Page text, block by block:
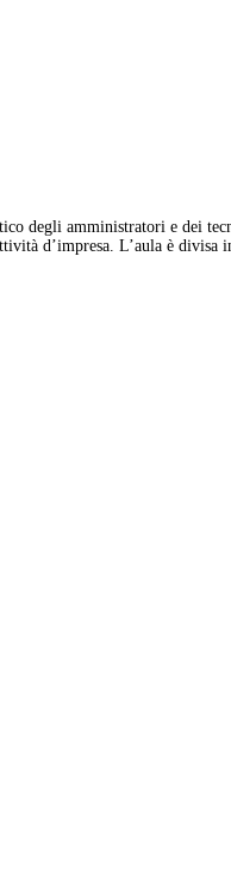
degli amministratori e dei
d’impresa. L’aula è